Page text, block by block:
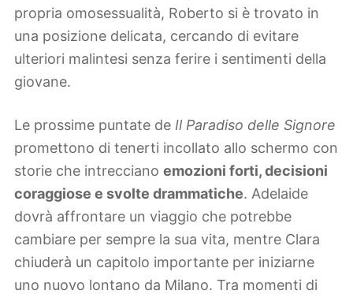
propria omosessualità, Roberto si è trovato in
una posizione delicata, cercando di evitare
ulteriori malintesi senza ferire i sentimenti della
giovane.
Le prossime puntate de Il Paradiso delle Signore
promettono di tenerti incollato allo schermo con
storie che intrecciano emozioni forti, decisioni
coraggiose e svolte drammatiche. Adelaide
dovrà affrontare un viaggio che potrebbe
cambiare per sempre la sua vita, mentre Clara
chiuderà un capitolo importante per iniziarne
uno nuovo lontano da Milano. Tra momenti di